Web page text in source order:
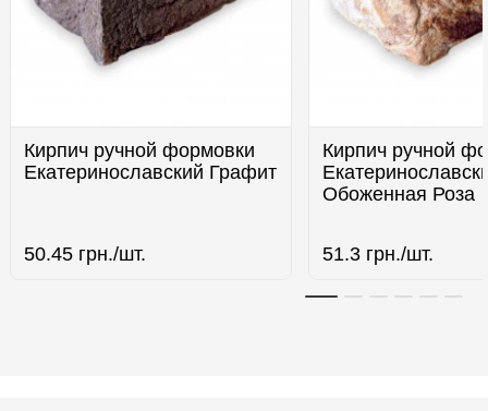
Кирпич ручной формовки
Екатеринославский Графит
50.45 грн./шт.
Кирпич ручной
Обоженная Роза
51.3 грн./шт.